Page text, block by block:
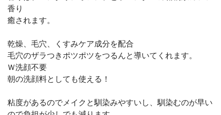
香り
癒されます。
乾燥、毛穴、くすみケア成分を配合
毛穴のザラつきポツポツをつるんと導いてくれます。
Ｗ洗顔不要
朝の洗顔料としても使える！
粘度があるのでメイクと馴染みやすいし、馴染むのが早い